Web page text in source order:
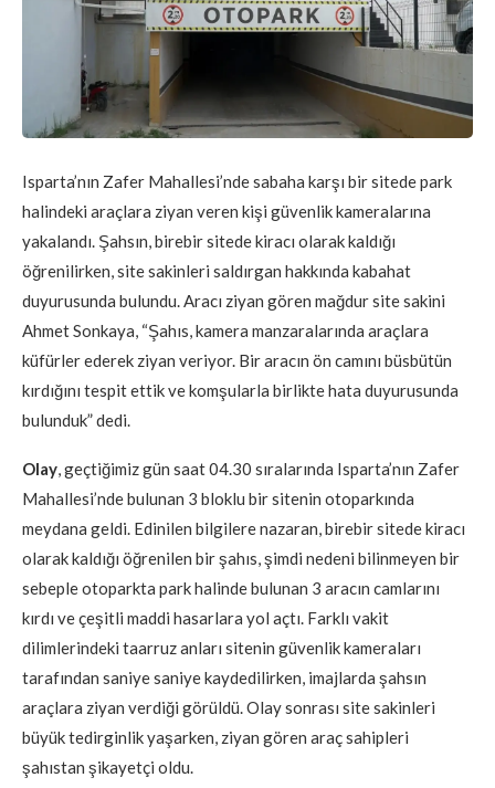
Isparta’nın Zafer Mahallesi’nde sabaha karşı bir sitede park
halindeki araçlara ziyan veren kişi güvenlik kameralarına
yakalandı. Şahsın, birebir sitede kiracı olarak kaldığı
öğrenilirken, site sakinleri saldırgan hakkında kabahat
duyurusunda bulundu. Aracı ziyan gören mağdur site sakini
Ahmet Sonkaya, “Şahıs, kamera manzaralarında araçlara
küfürler ederek ziyan veriyor. Bir aracın ön camını büsbütün
kırdığını tespit ettik ve komşularla birlikte hata duyurusunda
bulunduk” dedi.
Olay, geçtiğimiz gün saat 04.30 sıralarında Isparta’nın Zafer
Mahallesi’nde bulunan 3 bloklu bir sitenin otoparkında
meydana geldi. Edinilen bilgilere nazaran, birebir sitede kiracı
olarak kaldığı öğrenilen bir şahıs, şimdi nedeni bilinmeyen bir
sebeple otoparkta park halinde bulunan 3 aracın camlarını
kırdı ve çeşitli maddi hasarlara yol açtı. Farklı vakit
dilimlerindeki taarruz anları sitenin güvenlik kameraları
tarafından saniye saniye kaydedilirken, imajlarda şahsın
araçlara ziyan verdiği görüldü. Olay sonrası site sakinleri
büyük tedirginlik yaşarken, ziyan gören araç sahipleri
şahıstan şikayetçi oldu.